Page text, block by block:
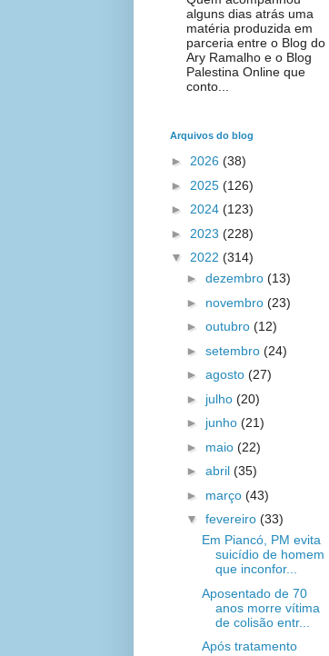
alguns dias atrás uma
matéria produzida em
parceria entre o Blog do
Ary Ramalho e o Blog
Palestina Online que
conto...
Arquivos do blog
► 2026 (38)
► 2025 (126)
► 2024 (123)
► 2023 (228)
▼ 2022 (314)
► dezembro (13)
► novembro (23)
► outubro (12)
► setembro (24)
► agosto (27)
► julho (20)
► junho (21)
► maio (22)
► abril (35)
► março (43)
▼ fevereiro (33)
Em Piancó, PM evita
suicídio de homem
que inconfor...
Aposentado de 70
anos morre vítima
de colisão entr...
Após tratamento